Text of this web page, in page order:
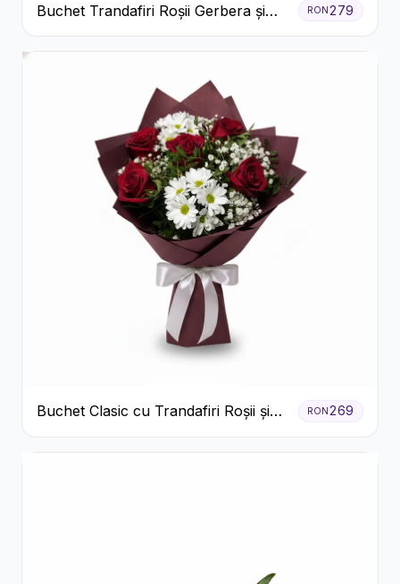
Buchet Trandafiri Roșii Gerbera și
Verdeață
RON279
Buchet Clasic cu Trandafiri Roșii și
Crizanteme Albe
RON269